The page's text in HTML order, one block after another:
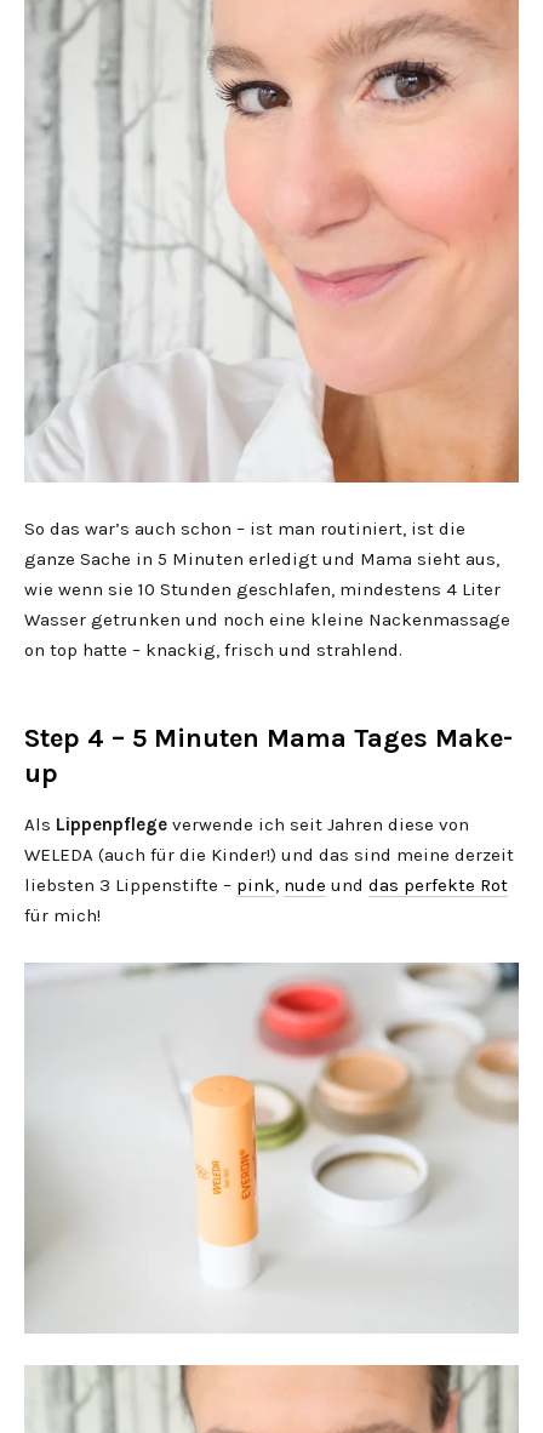
So das war’s auch schon – ist man routiniert, ist die
ganze Sache in 5 Minuten erledigt und Mama sieht aus,
wie wenn sie 10 Stunden geschlafen, mindestens 4 Liter
Wasser getrunken und noch eine kleine Nackenmassage
on top hatte – knackig, frisch und strahlend.
Step 4 – 5 Minuten Mama Tages Make-
up
Als Lippenpflege verwende ich seit Jahren diese von
WELEDA (auch für die Kinder!) und das sind meine derzeit
liebsten 3 Lippenstifte – pink, nude und das perfekte Rot
für mich!